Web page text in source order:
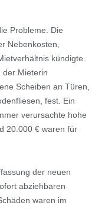
Probleme. Die
Nebenkosten,
kündigte.
der Mieterin
Scheiben an Türen,
fest. Ein
verursachte hohe
20.000 € waren für
der neuen
abziehbaren
waren im